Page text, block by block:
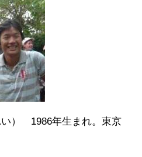
） 1986年生まれ。東京